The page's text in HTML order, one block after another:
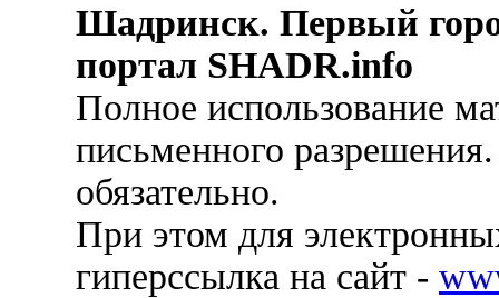
Шадринск. Первый
портал SHADR.info
Полное использование
письменного
обязательно.
При этом для
гиперссылка на сайт -